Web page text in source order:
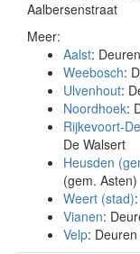
Aalbersenstraat
Meer:
Aalst:
Weebosch:
Ulvenhout:
Noordhoek:
Rijkevoort-
De Walsert
Heusden
(gem. Asten)
Weert (stad)
Vianen:
Velp: